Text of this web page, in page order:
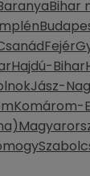
Bihar
Fejér
Hajdú-Bihar
Jász-
Komárom-